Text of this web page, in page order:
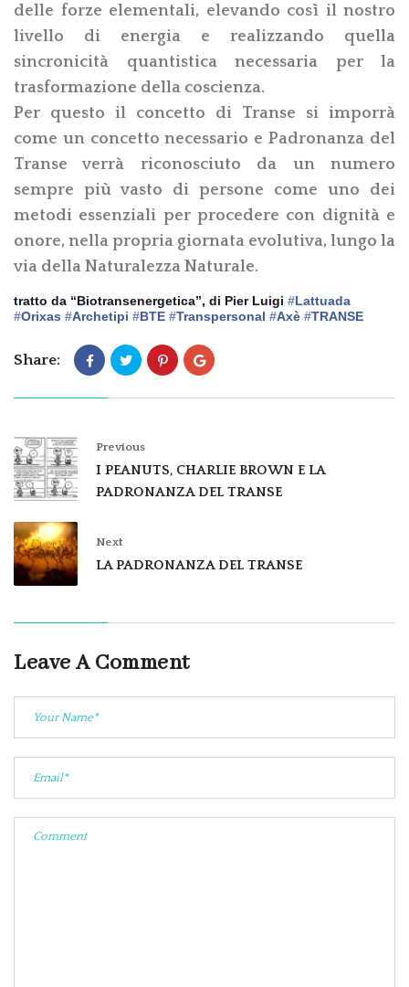
delle forze elementali, elevando così il nostro
livello di energia e realizzando quella
sincronicità quantistica necessaria per la
trasformazione della coscienza.
Per questo il concetto di Transe si imporrà
come un concetto necessario e Padronanza del
Transe verrà riconosciuto da un numero
sempre più vasto di persone come uno dei
metodi essenziali per procedere con dignità e
onore, nella propria giornata evolutiva, lungo la
via della Naturalezza Naturale.
tratto da “Biotransenergetica”, di Pier Luigi ‪#‎Lattuada‬
‪#‎Orixas‬ ‪#‎Archetipi‬ ‪#‎BTE‬ ‪#‎Transpersonal‬ ‪#‎Axè‬ ‪#‎TRANSE‬
Share:
Previous
I PEANUTS, CHARLIE BROWN E LA
PADRONANZA DEL TRANSE
Next
LA PADRONANZA DEL TRANSE
Leave A Comment